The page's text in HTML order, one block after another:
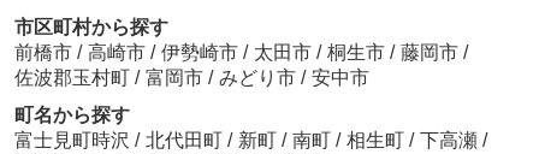
市区町村から探す
前橋市 / 高崎市 / 伊勢崎市 / 太田市 / 桐生市 / 藤岡市 /
佐波郡玉村町
/ 富岡市 / みどり市 / 安中市
町名から探す
富士見町時沢 / 北代田町 / 新町 / 南町 / 相生町 / 下高瀬 /